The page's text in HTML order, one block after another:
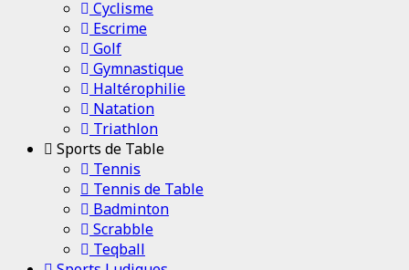
Cyclisme
Escrime
Golf
Gymnastique
Haltérophilie
Natation
Triathlon
Sports de Table
Tennis
Tennis de Table
Badminton
Scrabble
Teqball